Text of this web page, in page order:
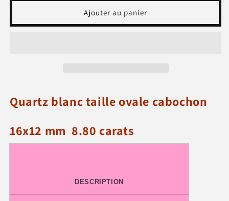
8.80
carats
8.80
carats
Ajouter au panier
Quartz blanc taille ovale cabochon
16x12 mm 8.80 carats
DESCRIPTION